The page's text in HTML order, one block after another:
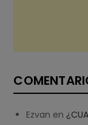
Ezvan en